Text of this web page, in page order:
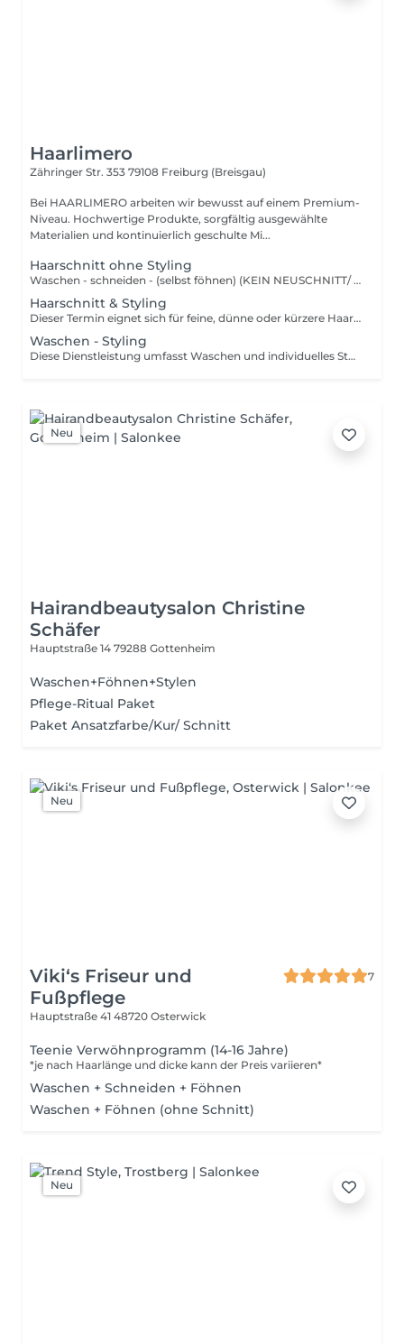
Haarlimero
Zähringer Str. 353 79108 Freiburg (Breisgau)
Bei HAARLIMERO arbeiten wir bewusst auf einem Premium-
Niveau. Hochwertige Produkte, sorgfältig ausgewählte
Materialien und kontinuierlich geschulte Mi...
Haarschnitt ohne Styling
Waschen - schneiden - (selbst föhnen) (KEIN NEUSCHNITT/ KEINE LÄNGENREDUZIERUNG ÜBER 5CM)
Haarschnitt & Styling
Dieser Termin eignet sich für feine, dünne oder kürzere Haare sowie lange Haare, die nicht dick oder aufwendig zu schneiden sind.
Waschen - Styling
Diese Dienstleistung umfasst Waschen und individuelles Styling. Die benötigte Dauer richtet sich nach Haarlänge, Haardichte und dem gewünschten Styling. Preise variieren je nach Stylisten-Kategorie und gebuchter Dauer.
Neu
Hairandbeautysalon Christine
Schäfer
Hauptstraße 14 79288 Gottenheim
Waschen+Föhnen+Stylen
Pflege-Ritual Paket
Paket Ansatzfarbe/Kur/ Schnitt
Neu
Viki‘s Friseur und
Fußpflege
7
Hauptstraße 41 48720 Osterwick
Teenie Verwöhnprogramm (14-16 Jahre)
*je nach Haarlänge und dicke kann der Preis variieren*
Waschen + Schneiden + Föhnen
Waschen + Föhnen (ohne Schnitt)
Neu